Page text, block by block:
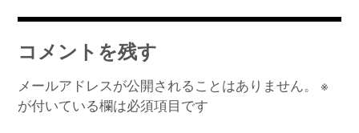
コメントを残す
メールアドレスが公開されることはありません。
※
が付いている欄は必須項目です